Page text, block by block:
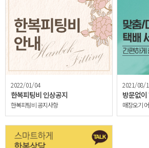
2022/01/04
한복피팅비 인상공지
한복피팅비 공지사항
2021/08/
방문없
매장오기